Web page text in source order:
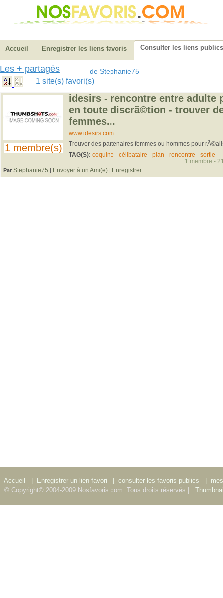
Accueil Enregistrer les liens favoris Consulter les liens publics
Les + partagés de Stephanie75
1 site(s) favori(s)
1 membre(s)
idesirs - rencontre entre adulte
en toute discrã©tion - trouver
femmes...
www.idesirs.com
Trouver des partenaires femmes ou hommes pour
TAG(S): coquine - célibataire - plan - rencontre - sortie -
Par Stephanie75 | Envoyer à un Ami(e) | Enregistrer
1 membre -
Accueil Enregistrer un lien favori consulter les favoris publics
© Copyright© 2004-2009 Nosfavoris.com. Tous droits réservés |